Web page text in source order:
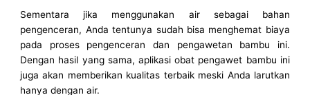
Sementara jika menggunakan air sebagai bahan
pengenceran, Anda tentunya sudah bisa menghemat biaya
pada proses pengenceran dan pengawetan bambu ini.
Dengan hasil yang sama, aplikasi obat pengawet bambu ini
juga akan memberikan kualitas terbaik meski Anda larutkan
hanya dengan air.